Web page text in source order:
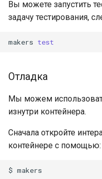
weauth
websocket-proxy
websocket
Вы можете запустить
задачу тестирования,
makers test
Отладка
Мы можем
изнутри контейнера.
Сначала откройте
контейнере с помощью:
$